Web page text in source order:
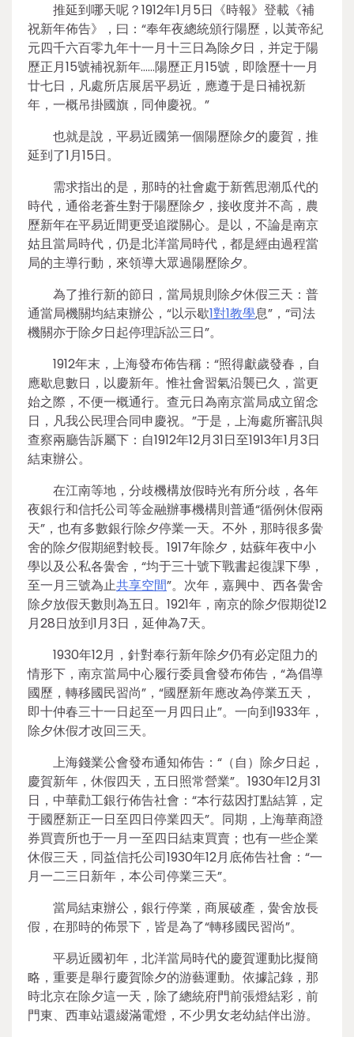
推延到哪天呢？1912年1月5日《時報》登載《補
祝新年佈告》，曰：“奉年夜總統頒行陽歷，以黃帝紀
元四千六百零九年十一月十三日為除夕日，并定于陽
歷正月15號補祝新年……陽歷正月15號，即陰歷十一月
廿七日，凡處所店展居平易近，應遵于是日補祝新
年，一概吊掛國旗，同伸慶祝。”
也就是說，平易近國第一個陽歷除夕的慶賀，推
延到了1月15日。
需求指出的是，那時的社會處于新舊思潮瓜代的
時代，通俗老蒼生對于陽歷除夕，接收度并不高，農
歷新年在平易近間更受追蹤關心。是以，不論是南京
姑且當局時代，仍是北洋當局時代，都是經由過程當
局的主導行動，來領導大眾過陽歷除夕。
為了推行新的節日，當局規則除夕休假三天：普
通當局機關均結束辦公，“以示歇1對1教學息”，“司法
機關亦于除夕日起停理訴訟三日”。
1912年末，上海發布佈告稱：“照得獻歲發春，自
應歇息數日，以慶新年。惟社會習氣沿襲已久，當更
始之際，不便一概通行。查元日為南京當局成立留念
日，凡我公民理合同申慶祝。”于是，上海處所審訊與
查察兩廳告訴屬下：自1912年12月31日至1913年1月3日
結束辦公。
在江南等地，分歧機構放假時光有所分歧，各年
夜銀行和信托公司等金融辦事機構則普通“循例休假兩
天”，也有多數銀行除夕停業一天。不外，那時很多黌
舍的除夕假期絕對較長。1917年除夕，姑蘇年夜中小
學以及公私各黌舍，“均于三十號下戰書起復課下學，
至一月三號為止共享空間”。次年，嘉興中、西各黌舍
除夕放假天數則為五日。1921年，南京的除夕假期從12
月28日放到1月3日，延伸為7天。
1930年12月，針對奉行新年除夕仍有必定阻力的
情形下，南京當局中心履行委員會發布佈告，“為倡導
國歷，轉移國民習尚”，“國歷新年應改為停業五天，
即十仲春三十一日起至一月四日止”。一向到1933年，
除夕休假才改回三天。
上海錢業公會發布通知佈告：“（自）除夕日起，
慶賀新年，休假四天，五日照常營業”。1930年12月31
日，中華勸工銀行佈告社會：“本行茲因打點結算，定
于國歷新正一日至四日停業四天”。同期，上海華商證
券買賣所也于一月一至四日結束買賣；也有一些企業
休假三天，同益信托公司1930年12月底佈告社會：“一
月一二三日新年，本公司停業三天”。
當局結束辦公，銀行停業，商展破產，黌舍放長
假，在那時的佈景下，皆是為了“轉移國民習尚”。
平易近國初年，北洋當局時代的慶賀運動比擬簡
略，重要是舉行慶賀除夕的游藝運動。依據記錄，那
時北京在除夕這一天，除了總統府門前張燈結彩，前
門東、西車站還綴滿電燈，不少男女老幼結伴出游。